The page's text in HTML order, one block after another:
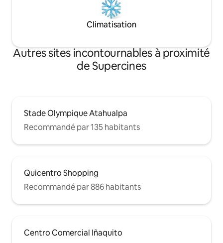
Climatisation
Autres sites incontournables à proximité
de Supercines
Stade Olympique Atahualpa
Recommandé par 135 habitants
Quicentro Shopping
Recommandé par 886 habitants
Centro Comercial Iñaquito